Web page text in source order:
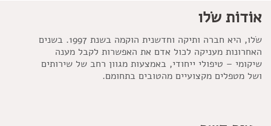
אוֹדוֹת שׂלו
שׂלו, היא חברה ותיקה וחדשנית הוקמה בשנת 1997. בשנים
האחרונות מעניקה לכול אדם את האפשרות לקבל מענה
שיקומי – טיפולי ייחודי, באמצעות מגוון רחב של שירותים
ושל מטפלים מקצועיים מהטובים בתחומם.